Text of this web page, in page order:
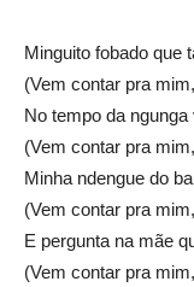
Minguito fobado que
(Vem contar pra
No tempo da
(Vem contar pra
Minha ndengue do
(Vem contar pra
E pergunta na mãe
(Vem contar pra